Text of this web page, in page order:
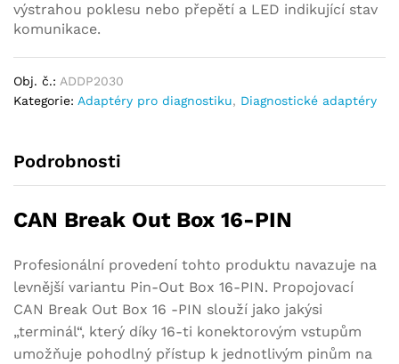
výstrahou poklesu nebo přepětí a LED indikující stav
komunikace.
Obj. č.: ADDP2030
Kategorie: Adaptéry pro diagnostiku, Diagnostické adaptéry
Podrobnosti
CAN Break Out Box 16-PIN
Profesionální provedení tohto produktu navazuje na
levnější variantu Pin-Out Box 16-PIN. Propojovací
CAN Break Out Box 16 -PIN slouží jako jakýsi
„terminál“, který díky 16-ti konektorovým vstupům
umožňuje pohodlný přístup k jednotlivým pinům na